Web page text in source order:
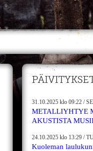
31.10.2025 klo 09:22 /
METALLIYHTYE
AKUSTISTA
24.10.2025 klo 13:29 /
Kuoleman